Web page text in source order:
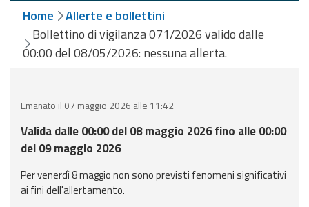
Dati osservati
Radar meteo
Strumenti
Operativi
Report
Home
Allerte e bollettini
Bollettino di vigilanza 071/2026 valido dalle
00:00 del 08/05/2026: nessuna allerta.
Emanato il 07 maggio 2026 alle 11:42
Valida dalle 00:00 del 08 maggio 2026 fino alle 00:00
del 09 maggio 2026
Per venerdì 8 maggio non sono previsti fenomeni significativi
ai fini dell'allertamento.